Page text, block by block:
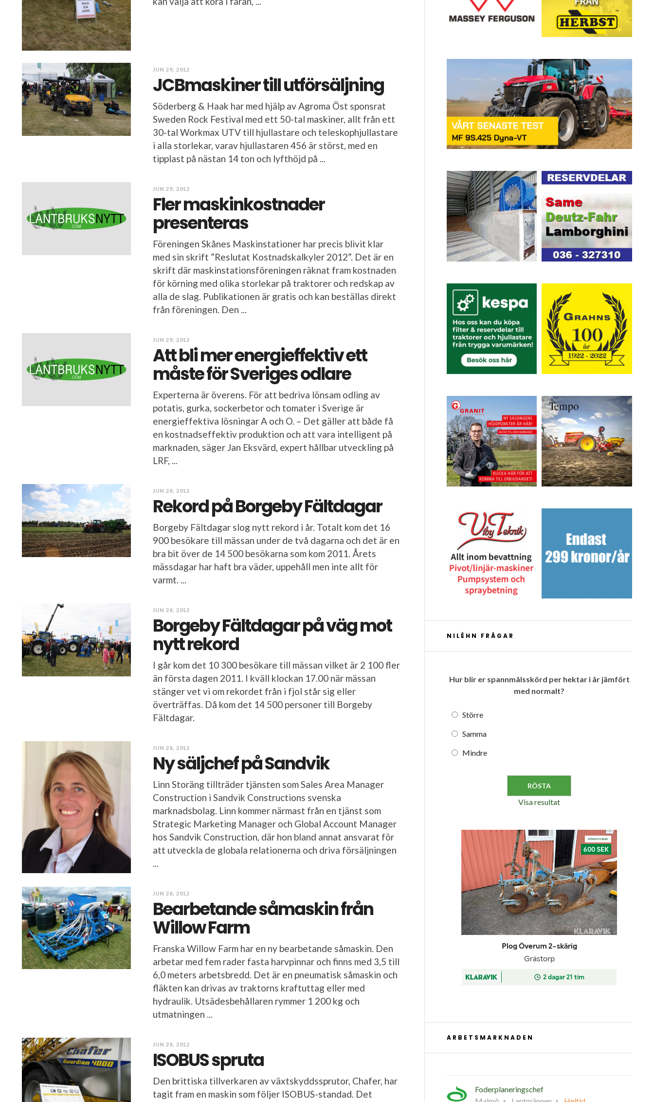
JUN 29, 2012
JCBmaskiner till utförsäljning
Söderberg & Haak har med hjälp av Agroma Öst sponsrat
Sweden Rock Festival med ett 50-tal maskiner, allt från ett
30-tal Workmax UTV till hjullastare och teleskophjullastare
i alla storlekar, varav hjullastaren 456 är störst, med en
tipplast på nästan 14 ton och lyfthöjd på ...
JUN 29, 2012
Fler maskinkostnader
presenteras
Föreningen Skånes Maskinstationer har precis blivit klar
med sin skrift ”Reslutat Kostnadskalkyler 2012”. Det är en
skrift där maskinstationsföreningen räknat fram kostnaden
för körning med olika storlekar på traktorer och redskap av
alla de slag. Publikationen är gratis och kan beställas direkt
från föreningen. Den ...
JUN 29, 2012
Att bli mer energieffektiv ett
måste för Sveriges odlare
Experterna är överens. För att bedriva lönsam odling av
potatis, gurka, sockerbetor och tomater i Sverige är
energieffektiva lösningar A och O. – Det gäller att både få
en kostnadseffektiv produktion och att vara intelligent på
marknaden, säger Jan Eksvärd, expert hållbar utveckling på
LRF, ...
JUN 28, 2012
Rekord på Borgeby Fältdagar
Borgeby Fältdagar slog nytt rekord i år. Totalt kom det 16
900 besökare till mässan under de två dagarna och det är en
bra bit över de 14 500 besökarna som kom 2011. Årets
mässdagar har haft bra väder, uppehåll men inte allt för
varmt. ...
JUN 28, 2012
Borgeby Fältdagar på väg mot
nytt rekord
I går kom det 10 300 besökare till mässan vilket är 2 100 fler
än första dagen 2011. I kväll klockan 17.00 när mässan
stänger vet vi om rekordet från i fjol står sig eller
överträffas. Då kom det 14 500 personer till Borgeby
Fältdagar.
JUN 28, 2012
Ny säljchef på Sandvik
Linn Storäng tillträder tjänsten som Sales Area Manager
Construction i Sandvik Constructions svenska
marknadsbolag. Linn kommer närmast från en tjänst som
Strategic Marketing Manager och Global Account Manager
hos Sandvik Construction, där hon bland annat ansvarat för
att utveckla de globala relationerna och driva försäljningen
...
JUN 28, 2012
Bearbetande såmaskin från
Willow Farm
Franska Willow Farm har en ny bearbetande såmaskin. Den
arbetar med fem rader fasta harvpinnar och finns med 3,5 till
6,0 meters arbetsbredd. Det är en pneumatisk såmaskin och
fläkten kan drivas av traktorns kraftuttag eller med
hydraulik. Utsädesbehållaren rymmer 1 200 kg och
utmatningen ...
JUN 28, 2012
ISOBUS spruta
Den brittiska tillverkaren av växtskyddssprutor, Chafer, har
tagit fram en maskin som följer ISOBUS-standad. Det
NILÉHN FRÅGAR
Hur blir er spannmålsskörd per hektar i år jämfört
med normalt?
Större
Samma
Mindre
Visa resultat
ARBETSMARKNADEN
Foderplaneringschef